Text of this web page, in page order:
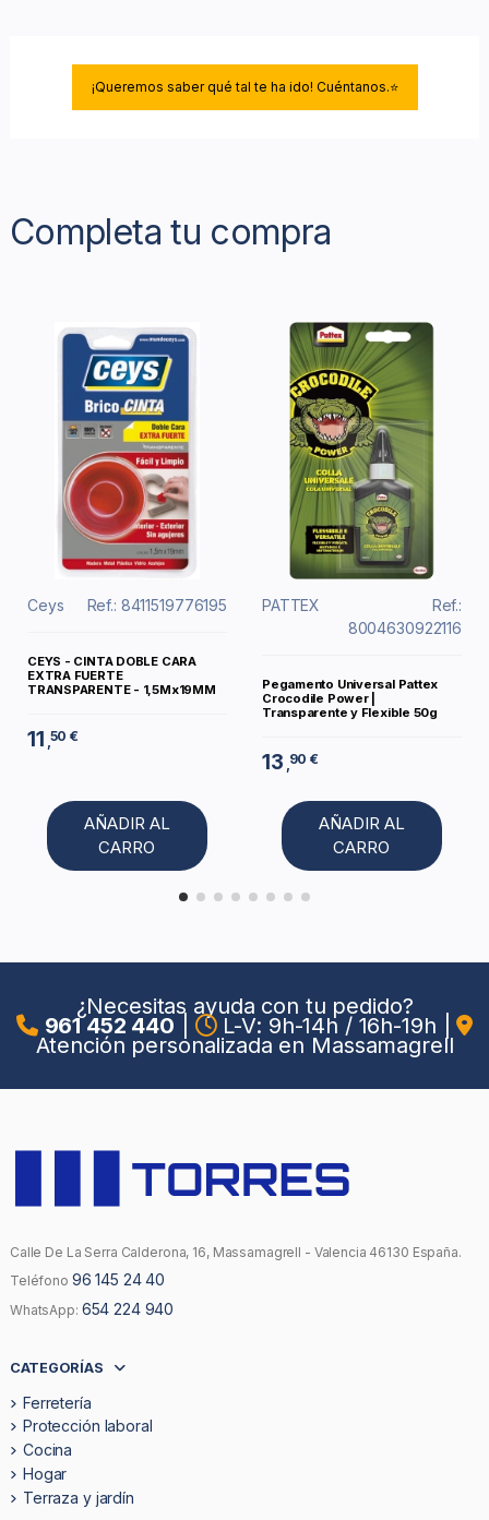
¡Queremos saber qué tal te ha ido! Cuéntanos.⭐
Completa tu compra
Ceys Ref.: 8411519776195
CEYS - CINTA DOBLE CARA
EXTRA FUERTE
TRANSPARENTE - 1,5Mx19MM
11 ,50 €
AÑADIR AL
CARRO
PATTEX
Ref.:
8004630922116
Pegamento Universal Pattex
Crocodile Power |
Transparente y Flexible 50g
13 ,90 €
AÑADIR AL
CARRO
¿Necesitas ayuda con tu pedido?
961 452 440 L-V: 9h-14h / 16h-19h
Atención personalizada en Massamagrell
Calle De La Serra Calderona, 16, Massamagrell - Valencia 46130 España.
Teléfono 96 145 24 40
WhatsApp: 654 224 940
CATEGORÍAS
Ferretería
Protección laboral
Cocina
Hogar
Terraza y jardín